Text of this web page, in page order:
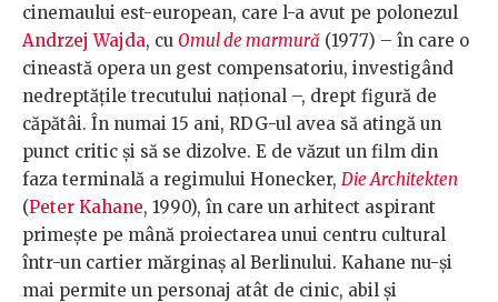
cinemaului est-european, care l-a avut pe polonezul
Andrzej Wajda, cu Omul de marmură (1977) – în care o
cineastă opera un gest compensatoriu, investigând
nedreptățile trecutului național –, drept figură de
căpătâi. În numai 15 ani, RDG-ul avea să atingă un
punct critic și să se dizolve. E de văzut un film din
faza terminală a regimului Honecker, Die Architekten
(Peter Kahane, 1990), în care un arhitect aspirant
primește pe mână proiectarea unui centru cultural
într-un cartier mărginaș al Berlinului. Kahane nu-și
mai permite un personaj atât de cinic, abil și